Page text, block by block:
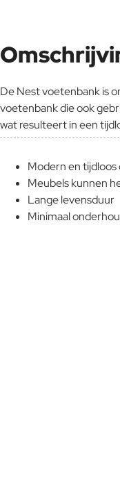
De Nest voetenbank is
voetenbank die ook
wat resulteert in een
Modern en tijdloos
Meubels kunnen
Lange levensduur
Minimaal